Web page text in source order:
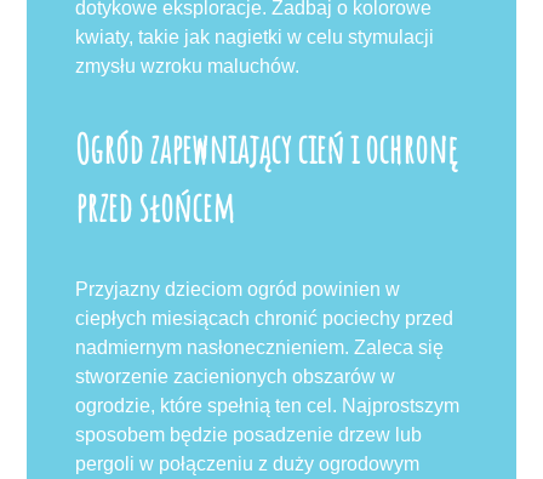
dotykowe eksploracje. Zadbaj o kolorowe
kwiaty, takie jak nagietki w celu stymulacji
zmysłu wzroku maluchów.
Ogród zapewniający cień i ochronę
przed słońcem
Przyjazny dzieciom ogród powinien w
ciepłych miesiącach chronić pociechy przed
nadmiernym nasłonecznieniem. Zaleca się
stworzenie zacienionych obszarów w
ogrodzie, które spełnią ten cel. Najprostszym
sposobem będzie posadzenie drzew lub
pergoli w połączeniu z duży ogrodowym